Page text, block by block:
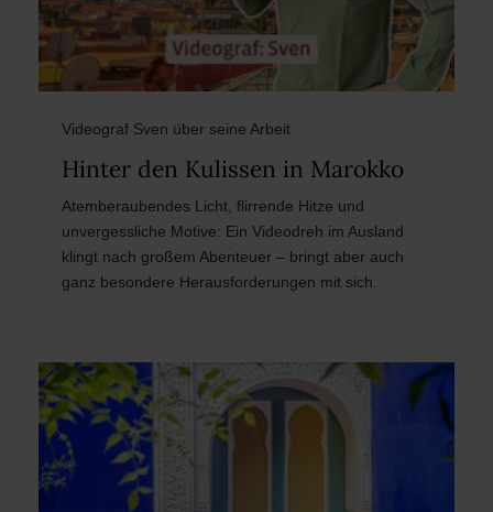
Videograf Sven über seine Arbeit
Hinter den Kulissen in Marokko
Atemberaubendes Licht, flirrende Hitze und
unvergessliche Motive: Ein Videodreh im Ausland
klingt nach großem Abenteuer – bringt aber auch
ganz besondere Herausforderungen mit sich.